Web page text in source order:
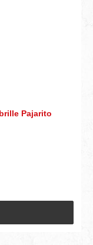
Pajarito